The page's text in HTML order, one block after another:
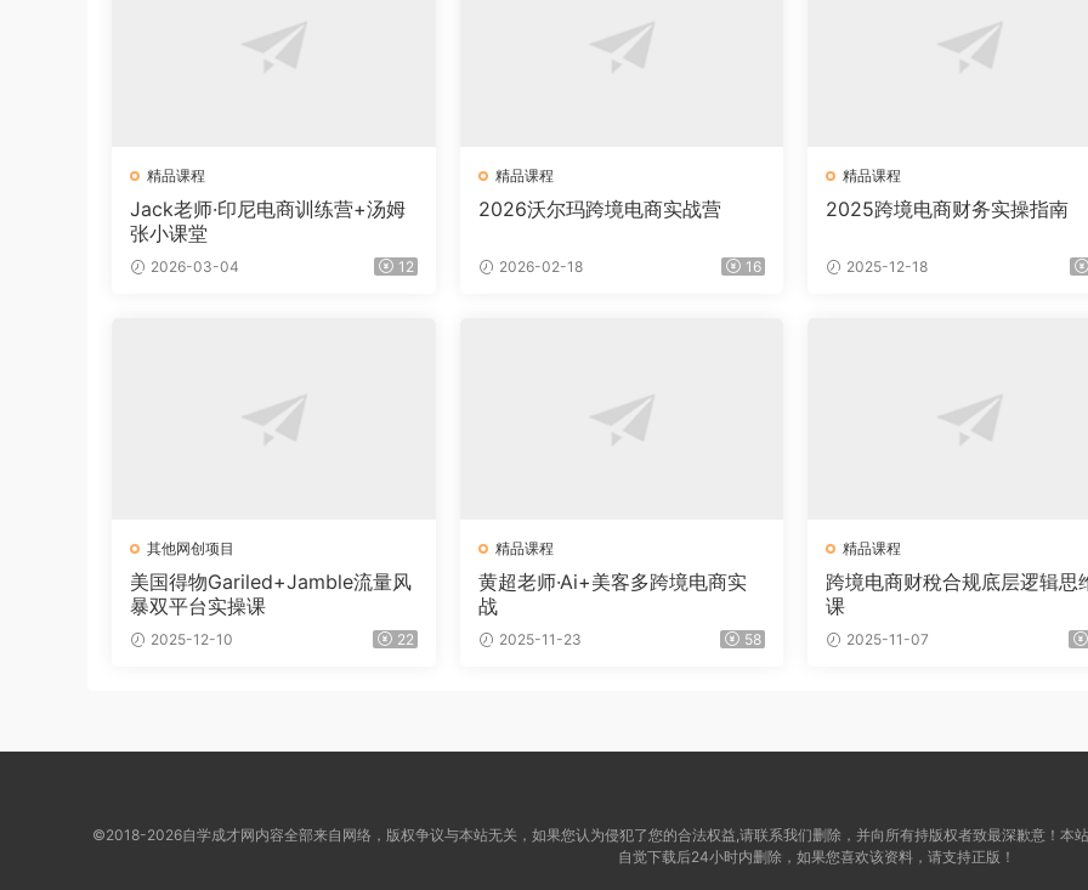
精品课程
Jack老师·印尼电商训练营+汤姆
张小课堂
2026-03-04 12
精品课程
2026沃尔玛跨境电商实战营
2026-02-18 16
精品课程
2025跨境电商财务实操指南
2025-12-18
其他网创项目
美国得物Gariled+Jamble流量风
暴双平台实操课
2025-12-10 22
精品课程
黄超老师·Ai+美客多跨境电商实
战
2025-11-23 58
精品课程
跨境电商财稅合规底层逻辑思
课
2025-11-07
©2018-2026自学成才网内容全部来自网络，版权争议与本站无关，如果您认为侵犯了您的合法权益,请联系我们删除，并向所有持版权者致最深歉意！本
自觉下载后24小时内删除，如果您喜欢该资料，请支持正版！